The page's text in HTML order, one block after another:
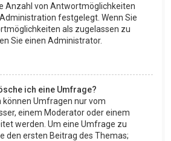
Anzahl von Antwortmöglichkeiten
festgelegt. Wenn Sie
als zugelassen zu
Sie einen Administrator.
ich eine Umfrage?
können Umfragen nur vom
einem Moderator oder einem
werden. Um eine Umfrage zu
den ersten Beitrag des Themas;